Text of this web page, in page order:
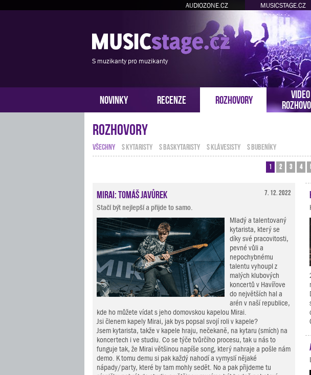
AUDIOZONE.CZ MUSICSTAGE.CZ
S muzikanty pro muzikanty
NOVINKY RECENZE ROZHOVORY
VIDEO
Rozhovory
VŠECHNY S KYTARISTY S BASKYTARISTY S KLÁVESISTY S BUBENÍKY
1 2 3 4
7. 12. 2022
Mirai: Tomáš Javůrek
Stačí být nejlepší a přijde to samo.
Mladý a talentovaný
kytarista, který se
díky své pracovitosti,
pevné vůli a
nepochybnému
talentu vyhoupl z
malých klubových
koncertů v Havířove
do největších hal a
arén v naší republice,
kde ho můžete vídat s jeho domovskou kapelou Mirai.
Jsi členem kapely Mirai, jak bys popsal svojí roli v kapele?
Jsem kytarista, takže v kapele hraju, nečekaně, na kytaru (smích) na
koncertech i ve studiu. Co se týče tvůrčího procesu, tak u nás to
funguje tak, že Mirai většinou napíše song, který nahraje a pošle nám
demo. K tomu demu si pak každý nahodí a vymyslí nějaké
nápady/party, které by tam mohly sedět. No a pak přijdeme tu